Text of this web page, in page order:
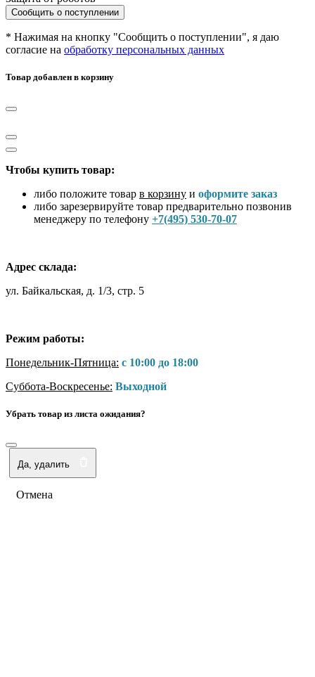
Сообщить о поступлении
* Нажимая на кнопку "Сообщить о поступлении", я даю
согласие на обработку персональных данных
Товар добавлен в корзину
Чтобы купить товар:
либо положите товар в корзину и оформите заказ
либо зарезервируйте товар предварительно позвонив
менеджеру по телефону +7(495) 530-70-07
Адрес склада:
ул. Байкальская, д. 1/3, стр. 5
Режим работы:
Понедельник-Пятница: с 10:00 до 18:00
Суббота-Воскресенье: Выходной
Убрать товар из листа ожидания?
Да, удалить
Отмена